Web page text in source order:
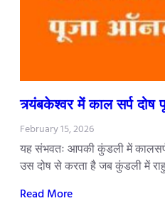
त्र्यंबकेश्वर में काल सर्प
February 15, 2026
यह संभवतः आपकी कुंडली में
उस दोष से करता है जब कुंडली में
Read More